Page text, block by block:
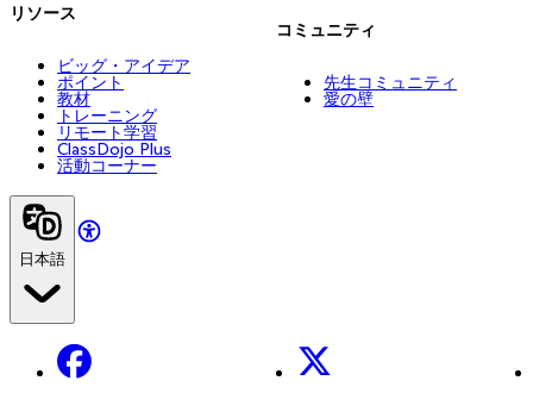
リソース
ビッグ・アイデア
ポイント
教材
トレーニング
リモート学習
ClassDojo Plus
活動コーナー
コミュニティ
先生コミュニティ
愛の壁
日本語
Facebook X